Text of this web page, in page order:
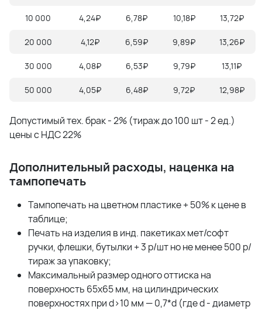
10 000 4,24₽ 6,78₽ 10,18₽ 13,72₽
20 000 4,12₽ 6,59₽ 9,89₽ 13,26₽
30 000 4,08₽ 6,53₽ 9,79₽ 13,11₽
50 000 4,05₽ 6,48₽ 9,72₽ 12,98₽
Допустимый тех. брак - 2% (тираж до 100 шт - 2 ед.)
цены с НДС 22%
Дополнительный расходы, наценка на
тампопечать
Тампопечать на цветном пластике + 50% к цене в
таблице;
Печать на изделия в инд. пакетиках мет/софт
ручки, флешки, бутылки + 3 р/шт но не менее 500 р/
тираж за упаковку;
Максимальный размер одного оттиска на
поверхность 65х65 мм, на цилиндрических
поверхностях при d>10 мм — 0,7*d (где d - диаметр